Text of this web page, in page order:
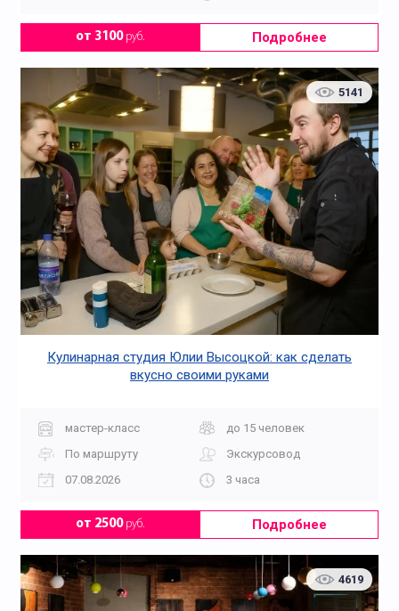
от 3100руб. Подробнее
5141
Кулинарная студия Юлии Высоцкой: как сделать
вкусно своими руками
мастер-класс
до 15 человек
По маршруту
Экскурсовод
07.08.2026
3 часа
от 2500руб. Подробнее
4619